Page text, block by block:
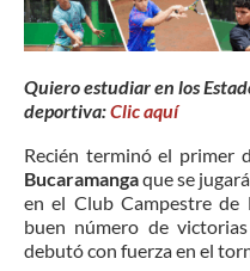
Quiero estudiar en los
deportiva:Clic aquí
Recién terminó el primer
Bucaramangaque se
en el Club Campestre de
buen número de
debutó con fuerza en el